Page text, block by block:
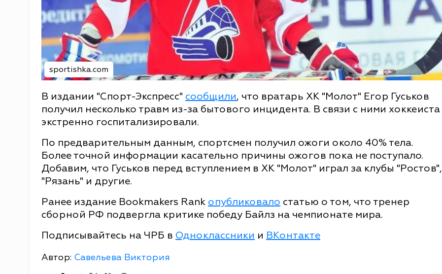
sportishka.com
В издании "Спорт-Экспресс" сообщили, что вратарь ХК "Молот" Егор Гуськов
получил несколько травм из-за бытового инцидента. В связи с ними хоккеиста
экстренно госпитализировали.
По предварительным данным, спортсмен получил ожоги около 40% тела.
Более точной информации касательно причины ожогов пока не поступало.
Добавим, что Гуськов перед вступлением в ХК "Молот" играл за клубы "Ростов",
"Рязань" и другие.
Ранее издание Bookmakers Rank опубликовало статью о том, что тренер
сборной РФ подвергла критике победу Байлз на чемпионате мира.
Подписывайтесь на ЧРБ в Одноклассники и ВКонтакте
Автор: Савельева Виктория